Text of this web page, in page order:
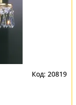
20819